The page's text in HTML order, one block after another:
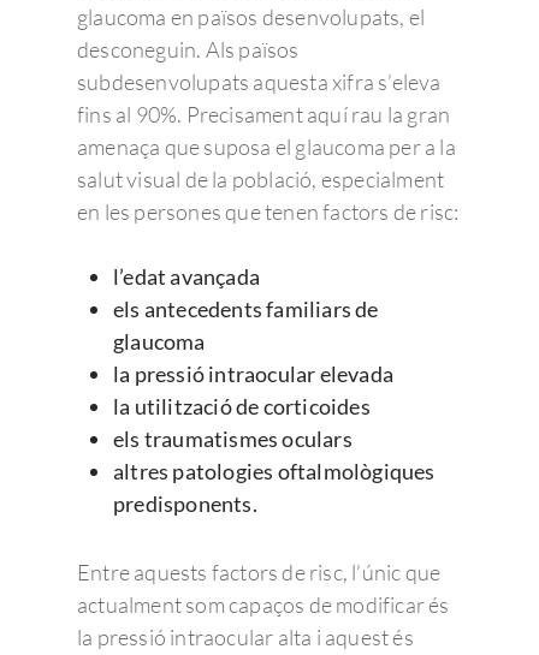
glaucoma en països desenvolupats, el
desconeguin. Als països
subdesenvolupats aquesta xifra s’eleva
fins al 90%. Precisament aquí rau la gran
amenaça que suposa el glaucoma per a la
salut visual de la població, especialment
en les persones que tenen factors de risc:
l’edat avançada
els antecedents familiars de
glaucoma
la pressió intraocular elevada
la utilització de corticoides
els traumatismes oculars
altres patologies oftalmològiques
predisponents.
Entre aquests factors de risc, l’únic que
actualment som capaços de modificar és
la pressió intraocular alta i aquest és